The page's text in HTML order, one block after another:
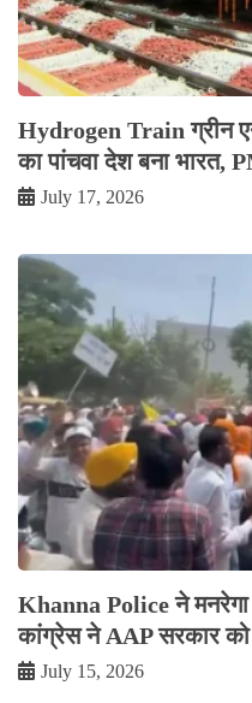
Hydrogen Train ग्रीन
का पांचवा देश बना भारत,
July 17, 2026
Khanna Police ने मनरेगा
कांग्रेस ने AAP सरकार
July 15, 2026